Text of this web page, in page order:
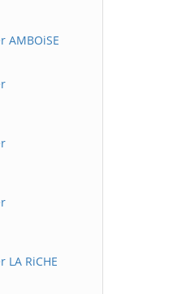
RiCHE